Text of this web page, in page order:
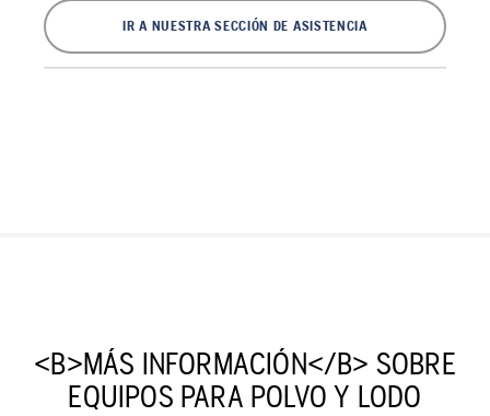
IR A NUESTRA SECCIÓN DE ASISTENCIA
<B>MÁS INFORMACIÓN</B> SOBRE
EQUIPOS PARA POLVO Y LODO